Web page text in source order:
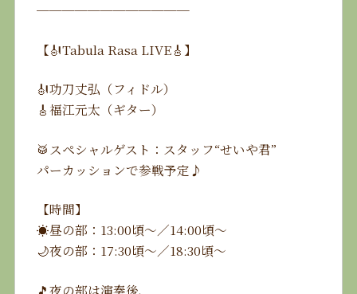
────────────
【🎻Tabula Rasa LIVE🎸】
🎻功刀丈弘（フィドル）
🎸福江元太（ギター）
🥁スペシャルゲスト：スタッフ“せいや君”
パーカッションで参戦予定♪
【時間】
☀️昼の部：13:00頃〜／14:00頃〜
🌙夜の部：17:30頃〜／18:30頃〜
🎵夜の部は演奏後、